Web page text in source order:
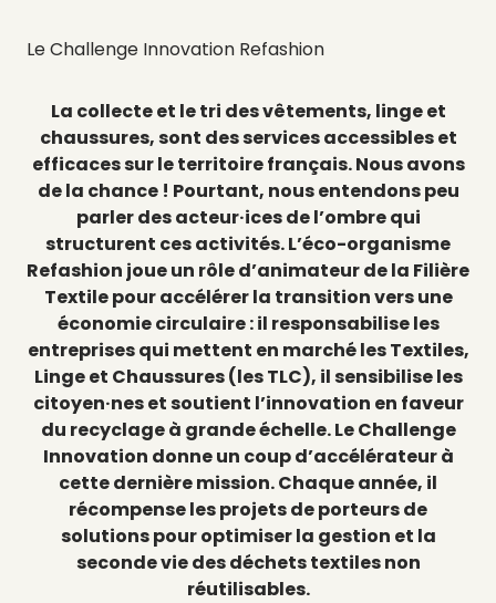
Le Challenge Innovation Refashion
La collecte et le tri des vêtements, linge et
chaussures, sont des services accessibles et
efficaces sur le territoire français. Nous avons
de la chance ! Pourtant, nous entendons peu
parler des acteur·ices de l’ombre qui
structurent ces activités. L’éco-organisme
Refashion joue un rôle d’animateur de la Filière
Textile pour accélérer la transition vers une
économie circulaire : il responsabilise les
entreprises qui mettent en marché les Textiles,
Linge et Chaussures (les TLC), il sensibilise les
citoyen·nes et soutient l’innovation en faveur
du recyclage à grande échelle. Le Challenge
Innovation donne un coup d’accélérateur à
cette dernière mission. Chaque année, il
récompense les projets de porteurs de
solutions pour optimiser la gestion et la
seconde vie des déchets textiles non
réutilisables.